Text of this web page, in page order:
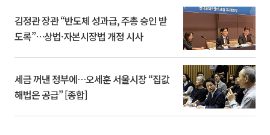
김정관 장관 “반도체 성과급, 주총 승인 받
도록”…상법·자본시장법 개정 시사
세금 꺼낸 정부에…오세훈 서울시장 “집값
해법은 공급” [종합]